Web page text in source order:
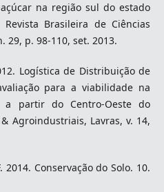
na região sul do estado
Brasileira de Ciências
29, p. 98-110, set. 2013.
Logística de Distribuição de
para a viabilidade na
a partir do Centro-Oeste do
Agroindustriais, Lavras, v. 14,
Conservação do Solo. 10.